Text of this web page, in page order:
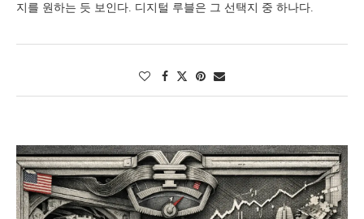
지를 원하는 듯 보인다. 디지털 루블은 그 선택지 중 하나다.